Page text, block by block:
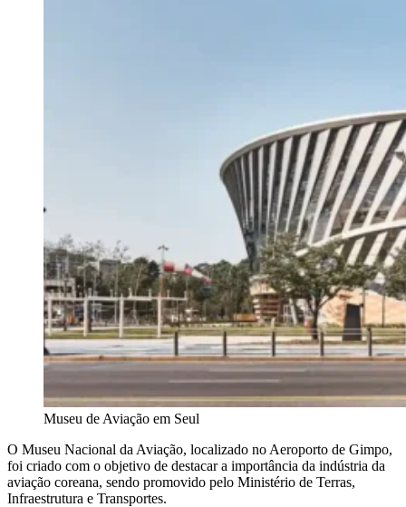
Museu de Aviação em Seul
O Museu Nacional da Aviação, localizado no Aeroporto de Gimpo,
foi criado com o objetivo de destacar a importância da indústria da
aviação coreana, sendo promovido pelo Ministério de Terras,
Infraestrutura e Transportes.